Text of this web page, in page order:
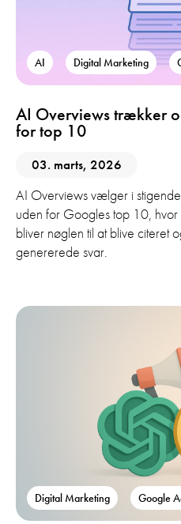
AI Digital Marketing
AI Overviews trækker
for top 10
03. marts, 2026
AI Overviews vælger i
uden for Googles top 10, hvor
bliver nøglen til at blive citeret
genererede svar.
Digital Marketing Google